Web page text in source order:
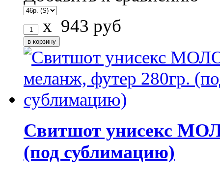
x 943 руб
Свитшот унисекс
(под сублимацию)